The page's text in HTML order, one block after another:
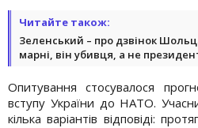
Читайте також:
Зеленський – про дзвінок
марні, він убивця, а не
Опитування стосувалося
вступу України до НАТО.
кілька варіантів відповіді: